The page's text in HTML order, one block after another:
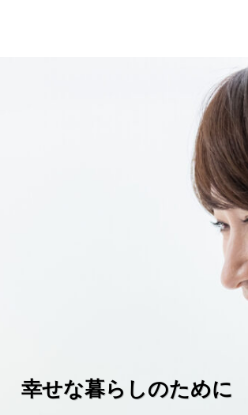
幸せな暮らしのために